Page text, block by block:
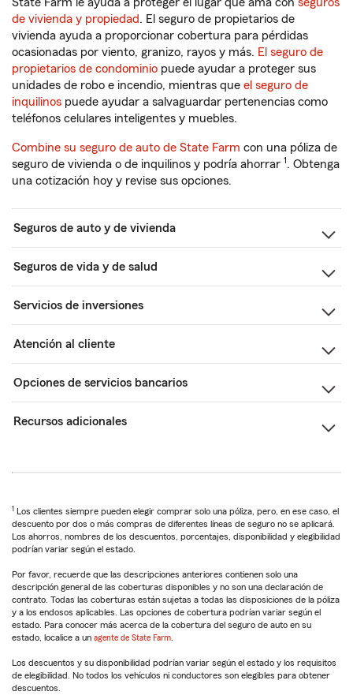
de vivienda y propiedad. El seguro de propietarios de
vivienda ayuda a proporcionar cobertura para pérdidas
ocasionadas por viento, granizo, rayos y más. El seguro de
propietarios de condominio puede ayudar a proteger sus
unidades de robo e incendio, mientras que el seguro de
inquilinos puede ayudar a salvaguardar pertenencias como
teléfonos celulares inteligentes y muebles.
Combine su seguro de auto de State Farm con una póliza de
seguro de vivienda o de inquilinos y podría ahorrar 1. Obtenga
una cotización hoy y revise sus opciones.
Seguros de auto y de vivienda
Seguros de vida y de salud
Servicios de inversiones
Atención al cliente
Opciones de servicios bancarios
Recursos adicionales
1 Los clientes siempre pueden elegir comprar solo una póliza, pero, en ese caso, el
descuento por dos o más compras de diferentes líneas de seguro no se aplicará.
Los ahorros, nombres de los descuentos, porcentajes, disponibilidad y elegibilidad
podrían variar según el estado.
Por favor, recuerde que las descripciones anteriores contienen solo una
descripción general de las coberturas disponibles y no son una declaración de
contrato. Todas las coberturas están sujetas a todas las disposiciones de la póliza
y a los endosos aplicables. Las opciones de cobertura podrían variar según el
estado. Para conocer más acerca de la cobertura del seguro de auto en su
estado, localice a un agente de State Farm
Los descuentos y su disponibilidad podrían variar según el estado y los requisitos
de elegibilidad. No todos los vehículos ni conductores son elegibles para obtener
descuentos.